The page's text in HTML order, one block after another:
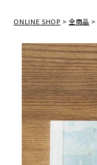
ONLINE SHOP 全商品